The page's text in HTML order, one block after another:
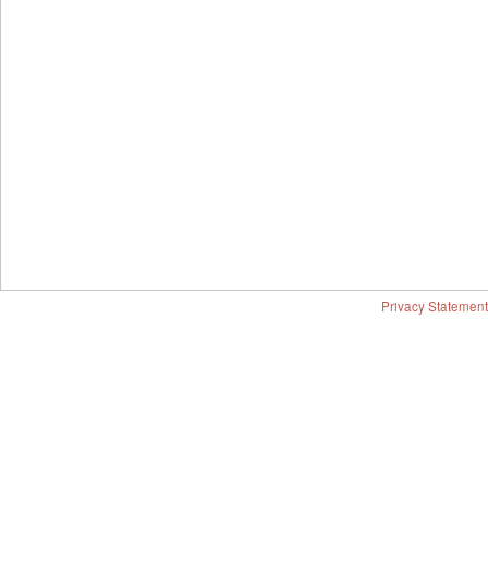
Privacy Statement